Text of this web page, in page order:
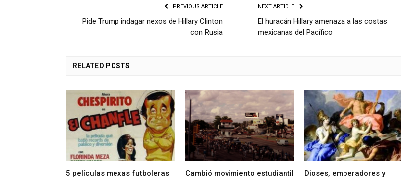
PREVIOUS ARTICLE
Pide Trump indagar nexos de Hillary Clinton
con Rusia
NEXT ARTICLE
El huracán Hillary amenaza a las costas
mexicanas del Pacífico
RELATED POSTS
5 películas mexas futboleras Cambió movimiento estudiantil Dioses, emperadores y